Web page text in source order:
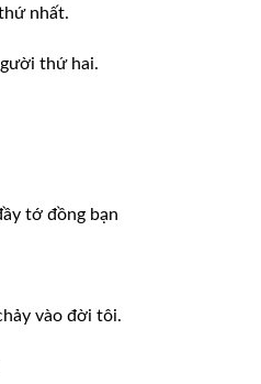
nhất.
thứ hai.
tớ đồng bạn
vào đời tôi.